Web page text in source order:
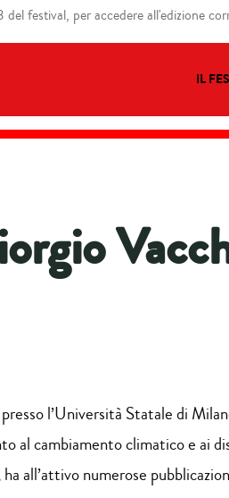
IL
festival, per accedere all'edizione
l’Università Statale di
al cambiamento climatico e ai
all’attivo numerose